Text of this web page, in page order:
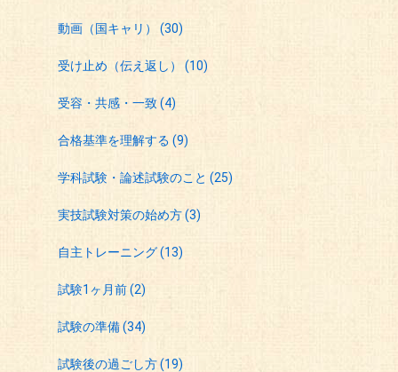
動画（国キャリ） (30)
受け止め（伝え返し） (10)
受容・共感・一致(4)
合格基準を理解する (9)
学科試験・論述試験のこと (25)
実技試験対策の始め方(3)
自主トレーニング(13)
試験1ヶ月前(2)
試験の準備(34)
試験後の過ごし方(19)